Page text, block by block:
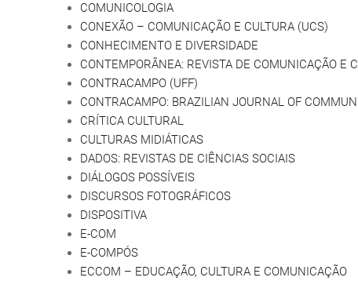
COMUNICOLOGIA
CONEXÃO – COMUNICAÇÃO E CULTURA (UCS)
CONHECIMENTO E DIVERSIDADE
CONTEMPORÂNEA: REVISTA DE COMUNICAÇÃO E
CONTRACAMPO (UFF)
CONTRACAMPO: BRAZILIAN JOURNAL OF
CRÍTICA CULTURAL
CULTURAS MIDIÁTICAS
DADOS: REVISTAS DE CIÊNCIAS SOCIAIS
DIÁLOGOS POSSÍVEIS
DISCURSOS FOTOGRÁFICOS
DISPOSITIVA
E-COM
E-COMPÓS
ECCOM – EDUCAÇÃO, CULTURA E COMUNICAÇÃO